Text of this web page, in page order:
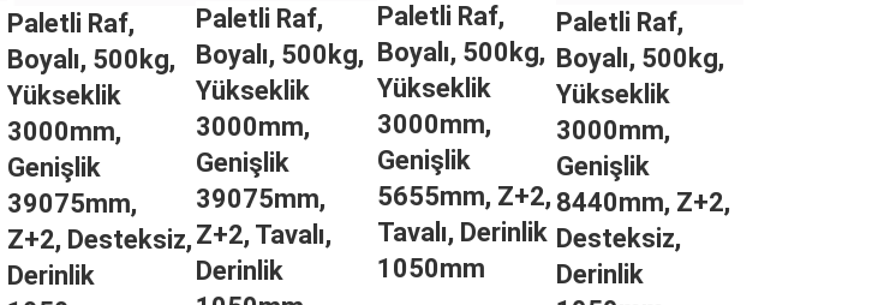
Paletli Raf,
Boyalı, 500kg,
Yükseklik
3000mm,
Genişlik
39075mm,
Z+2, Desteksiz,
Derinlik
Paletli Raf,
Boyalı, 500kg,
Yükseklik
3000mm,
Genişlik
39075mm,
Z+2, Tavalı,
Derinlik
Paletli Raf,
Boyalı, 500kg,
Yükseklik
3000mm,
Genişlik
5655mm, Z+2,
Tavalı, Derinlik
1050mm
Paletli Raf,
Boyalı, 500kg,
Yükseklik
3000mm,
Genişlik
8440mm, Z+2,
Desteksiz,
Derinlik